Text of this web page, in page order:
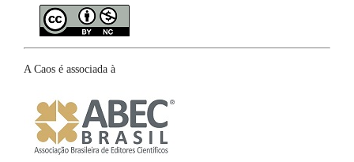
A Caos é associada à